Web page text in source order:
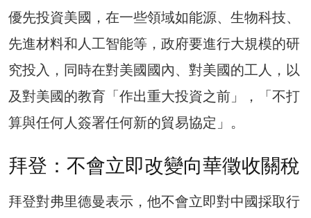
優先投資美國，在一些領域如能源、生物科技、
先進材料和人工智能等，政府要進行大規模的研
究投入，同時在對美國國內、對美國的工人，以
及對美國的教育「作出重大投資之前」，「不打
算與任何人簽署任何新的貿易協定」。
拜登：不會立即改變向華徵收關稅
拜登對弗里德曼表示，他不會立即對中國採取行